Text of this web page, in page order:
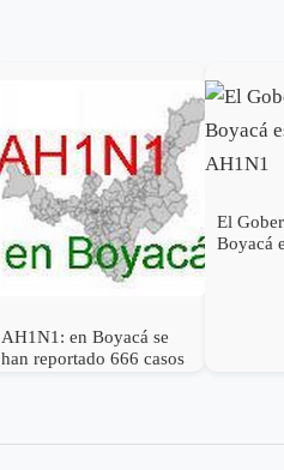
AH1N1: en Boyacá se
han reportado 666 casos
El
Boyacá